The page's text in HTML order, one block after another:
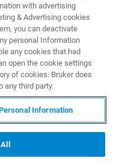
、時間変化と温度変化
ルカーよりナノインデ
紹介いたします。（42
with advertising
& Advertising cookies
you can deactivate
personal Information
any cookies that had
open the cookie settings
of cookies. Bruker does
any third party.
Information